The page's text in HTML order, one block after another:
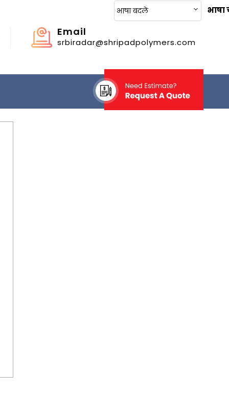
भाषा बदलें भाषा
Email
srbiradar@shripadpolymers.com